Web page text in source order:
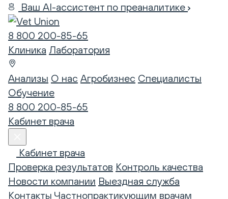
Ваш AI-ассистент по преаналитике
8 800 200-85-65
Клиника Лаборатория
Анализы О нас Агробизнес Специалисты
Обучение
8 800 200-85-65
Кабинет врача
Кабинет врача
Проверка результатов Контроль качества
Новости компании Выездная служба
Контакты Частнопрактикующим врачам